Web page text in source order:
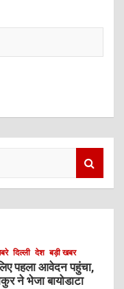
दिल्ली देश बड़ी खबर
पहला आवेदन पहुंचा,
ने भेजा बायोडाटा